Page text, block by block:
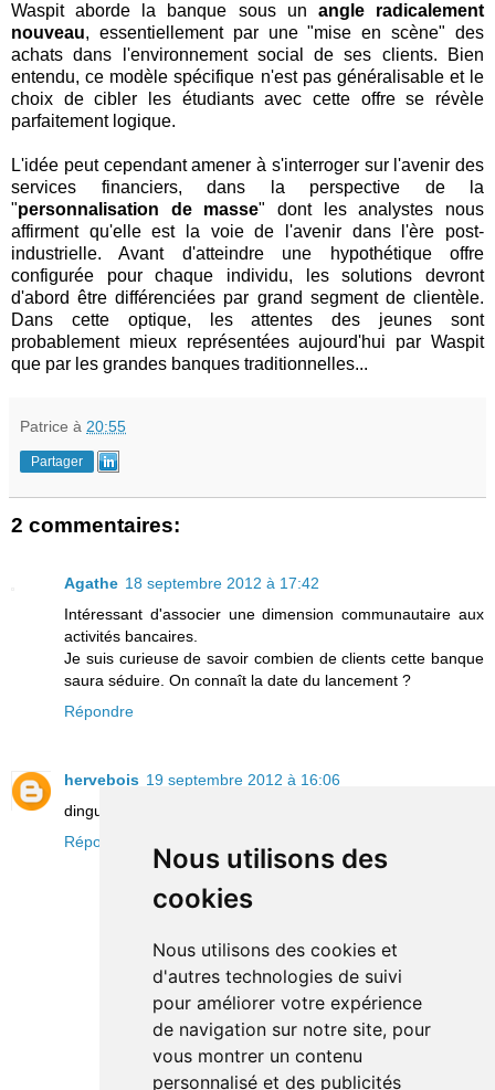
Nous utilisons des
cookies
Nous utilisons des cookies et
d'autres technologies de suivi
pour améliorer votre expérience
de navigation sur notre site, pour
vous montrer un contenu
personnalisé et des publicités
Waspit aborde la banque sous un angle radicalement
nouveau, essentiellement par une "mise en scène" des
achats dans l'environnement social de ses clients. Bien
entendu, ce modèle spécifique n'est pas généralisable et le
choix de cibler les étudiants avec cette offre se révèle
parfaitement logique.
L'idée peut cependant amener à s'interroger sur l'avenir des
services financiers, dans la perspective de la
"personnalisation de masse" dont les analystes nous
affirment qu'elle est la voie de l'avenir dans l'ère post-
industrielle. Avant d'atteindre une hypothétique offre
configurée pour chaque individu, les solutions devront
d'abord être différenciées par grand segment de clientèle.
Dans cette optique, les attentes des jeunes sont
probablement mieux représentées aujourd'hui par Waspit
que par les grandes banques traditionnelles...
Patrice à 20:55
Partager
2 commentaires:
Agathe 18 septembre 2012 à 17:42
Intéressant d'associer une dimension communautaire aux
activités bancaires.
Je suis curieuse de savoir combien de clients cette banque
saura séduire. On connaît la date du lancement ?
Répondre
hervebois 19 septembre 2012 à 16:06
dingue ce que les mentalités évoluent..
Répondre